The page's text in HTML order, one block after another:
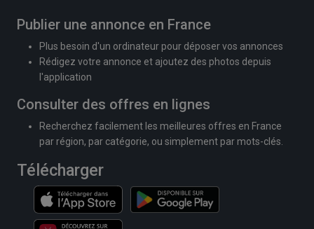
Publier une annonce en France
Plus besoin d'un ordinateur pour déposer vos annonces
Rédigez votre annonce et ajoutez des photos depuis
l'application
Consulter des offres en lignes
Recherchez facilement les meilleures offres en France
par région, par catégorie, ou simplement par mots-clés.
Télécharger